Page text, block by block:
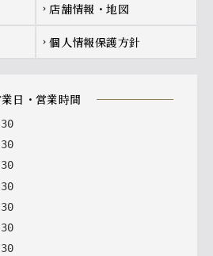
chevron_right 店舗情報・地図
chevron_right 個人情報保護方針
営業日・営業時間
30
30
30
30
30
30
30